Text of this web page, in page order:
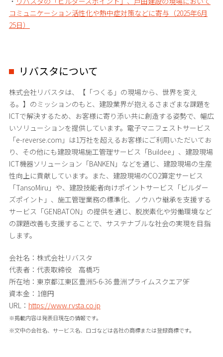
コミュニケーション活性化や熱中症対策などに寄与（2025年6月
25日）
リバスタについて
株式会社リバスタは、【「つくる」の現場から、世界を変え
る。】のミッションのもと、建設業界が抱えるさまざまな課題を
ICTで解決するため、お客様に寄り添い共に創造する姿勢で、幅広
いソリューションを提供しています。電子マニフェストサービス
「e-reverse.com」は1万社を超えるお客様にご利用いただいてお
り、その他にも建設現場施工管理サービス「Buildee」、建設現場
ICT機器ソリューション「BANKEN」などを通じ、建設現場の生産
性向上に貢献しています。また、建設現場のCO2算定サービス
「TansoMiru」や、建設技能者向けポイントサービス「ビルダー
ズポイント」、施工管理業務の標準化、ノウハウ継承を支援する
サービス「GENBATON」の提供を通じ、脱炭素化や労働環境など
の課題改善も支援することで、サステナブルな社会の実現を目指
します。
会社名：株式会社リバスタ
代表者：代表取締役 高橋巧
所在地：東京都江東区豊洲5-6-36 豊洲プライムスクエア9F
資本金：1億円
URL： https://www.rvsta.co.jp
※掲載内容は発表日現在の情報です。
※文中の会社名、サービス名、ロゴなどは各社の商標または登録商標です。